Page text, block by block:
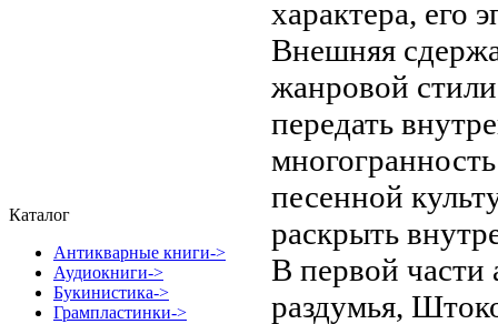
Каталог
Антикварные книги->
Аудиокниги->
Букинистика->
Грампластинки->
характера, его
Внешняя
жанровой
передать
песенной
раскрыть
В первой части
раздумья,